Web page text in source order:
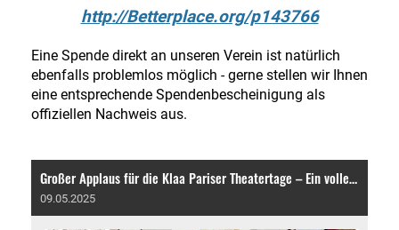
http://Betterplace.org/p143766
Eine Spende direkt an unseren Verein ist natürlich
ebenfalls problemlos möglich - gerne stellen wir Ihnen
eine entsprechende Spendenbescheinigung als
offiziellen Nachweis aus.
Großer Applaus für die Klaa Pariser Theatertage – Ein voller Erfolg!
09.05.2025